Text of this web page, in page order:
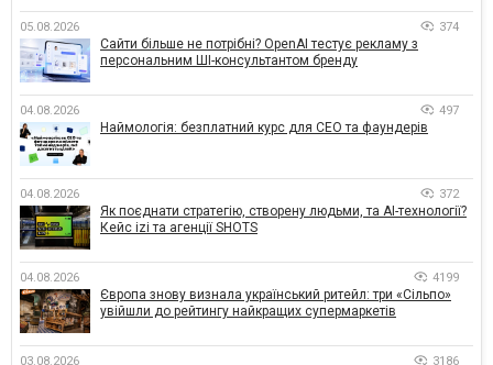
05.08.2026 374
Сайти більше не потрібні? OpenAI тестує рекламу з
персональним ШІ-консультантом бренду
04.08.2026 497
Наймологія: безплатний курс для CEO та фаундерів
04.08.2026 372
Як поєднати стратегію, створену людьми, та AI-технології?
Кейс izi та агенції SHOTS
04.08.2026 4199
Європа знову визнала український ритейл: три «Сільпо»
увійшли до рейтингу найкращих супермаркетів
03.08.2026 3186